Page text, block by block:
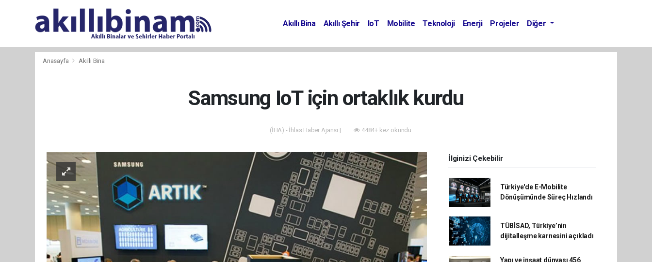
Akıllı Bina Akıllı Şehir IoT Mobilite Teknoloji Enerji Projeler Diğer
Anasayfa Akıllı Bina
Samsung IoT için ortaklık kurdu
(İHA) - İhlas Haber Ajansı | 4484+ kez okundu.
İlginizi Çekebilir
Türkiye'de E-Mobilite
Dönüşümünde Süreç Hızlandı
TÜBİSAD, Türkiye’nin
dijitalleşme karnesini açıkladı
Yapı ve inşaat dünyası 456